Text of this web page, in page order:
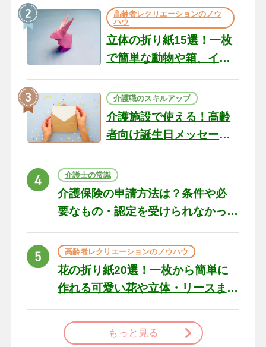
の現場から（22）
高齢者レクリエーションのノウ
ハウ
立体の折り紙15選！一枚
で簡単な動物や箱、イン
介護職のスキルアップ
介護施設で使える！高齢
者向け誕生日メッセージ
ト
介護士の常識
介護保険の申請方法は？条件や必
要なもの・認定を受けられなかっ
高齢者レクリエーションのノウハウ
花の折り紙20選！一枚から簡単に
作れる可愛い花や立体・リースま
もっと見る